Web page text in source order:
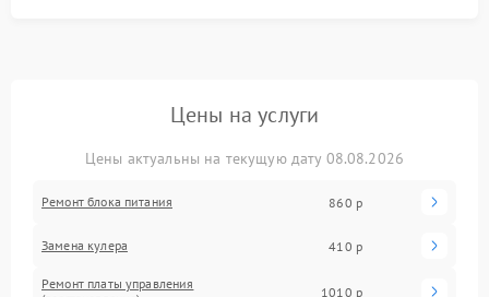
Цены на услуги
Цены актуальны на текущую дату 08.08.2026
Ремонт блока питания 860 р
Замена кулера 410 р
Ремонт платы управления
1010 р